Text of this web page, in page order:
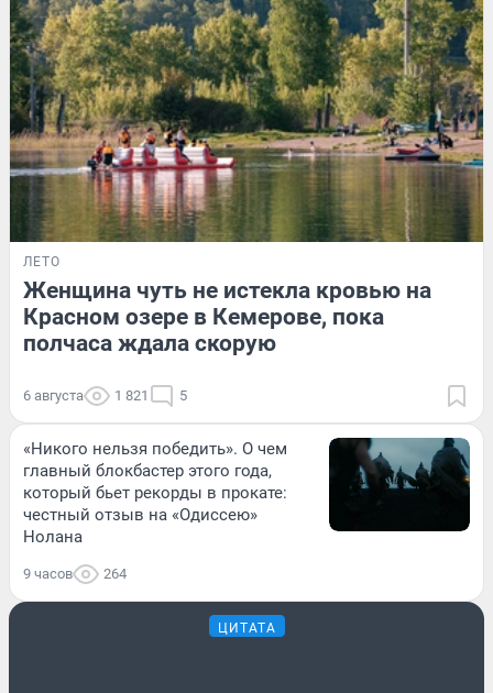
ЛЕТО
Женщина чуть не истекла кровью на
Красном озере в Кемерове, пока
полчаса ждала скорую
6 августа 1 821 5
«Никого нельзя победить». О чем
главный блокбастер этого года,
который бьет рекорды в прокате:
честный отзыв на «Одиссею»
Нолана
9 часов 264
ЦИТАТА